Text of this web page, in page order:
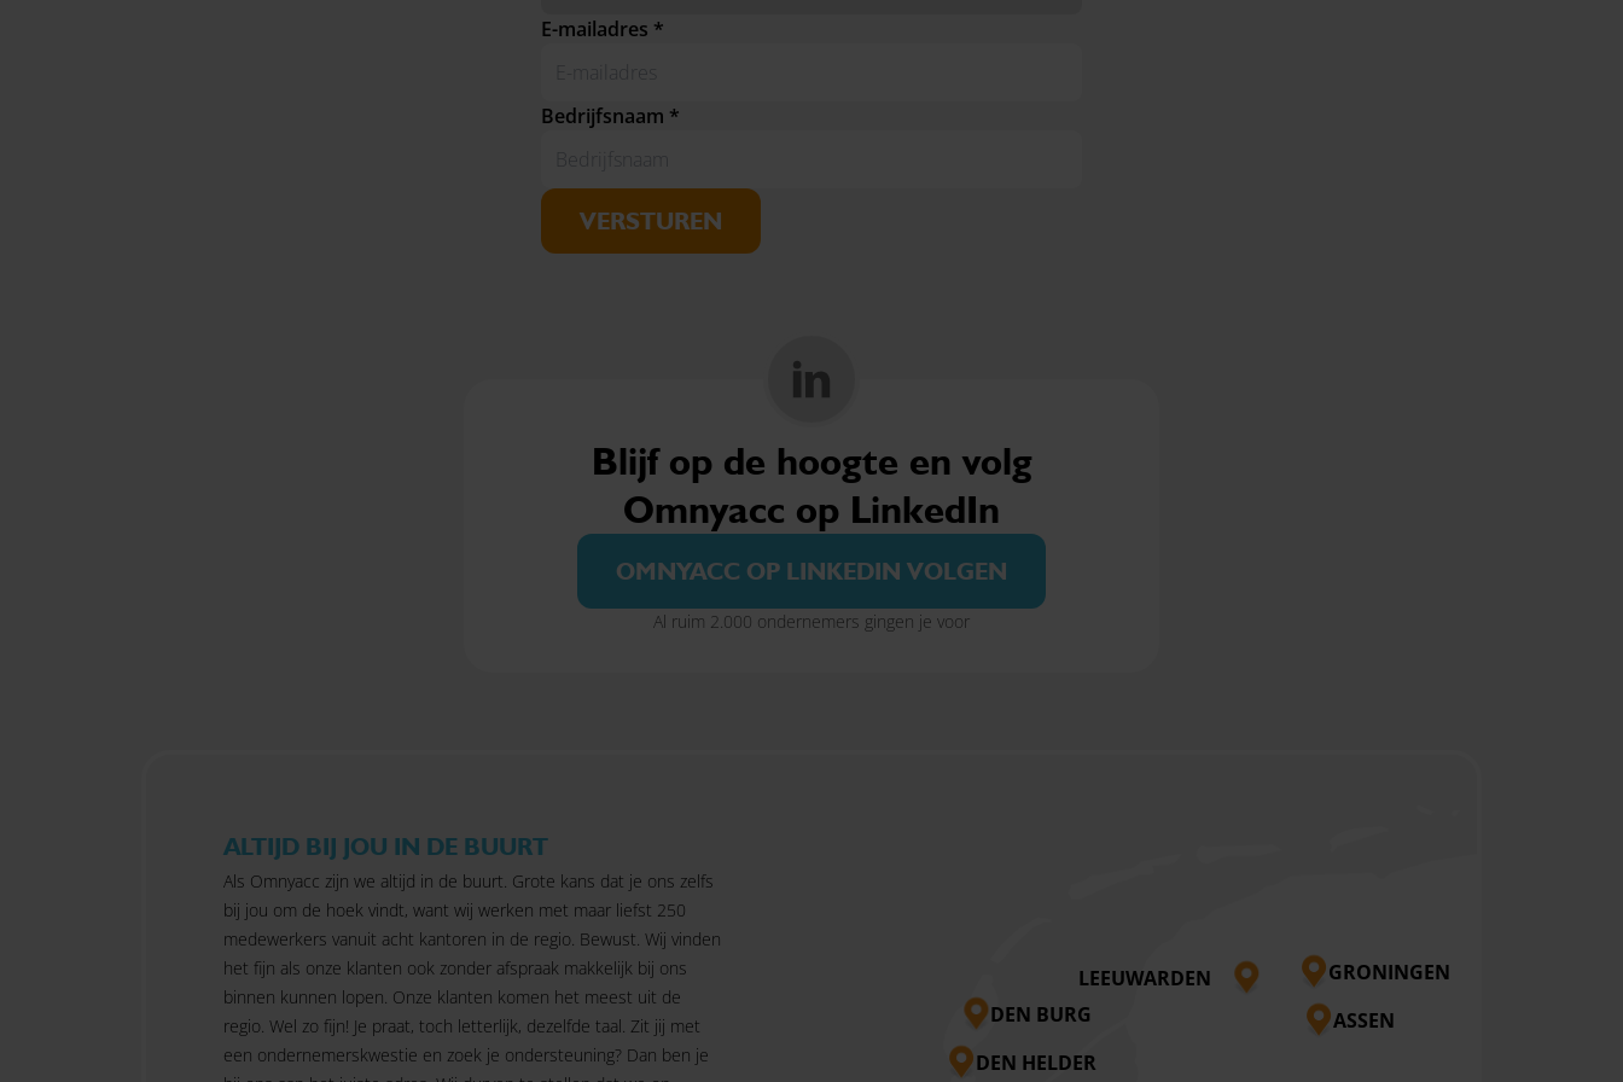
E-mailadres *
Bedrijfsnaam *
VERSTUREN
Blijf op de hoogte en volg
Omnyacc op LinkedIn
OMNYACC OP LINKEDIN VOLGEN
Al ruim 2.000 ondernemers gingen je voor
ALTIJD BIJ JOU IN DE BUURT
Als Omnyacc zijn we altijd in de buurt. Grote kans dat je ons zelfs
bij jou om de hoek vindt, want wij werken met maar liefst 250
medewerkers vanuit acht kantoren in de regio. Bewust. Wij vinden
het fijn als onze klanten ook zonder afspraak makkelijk bij ons
binnen kunnen lopen. Onze klanten komen het meest uit de
regio. Wel zo fijn! Je praat, toch letterlijk, dezelfde taal. Zit jij met
een ondernemerskwestie en zoek je ondersteuning? Dan ben je
LEEUWARDEN
DEN BURG
DEN HELDER
ASSEN
GRONINGEN